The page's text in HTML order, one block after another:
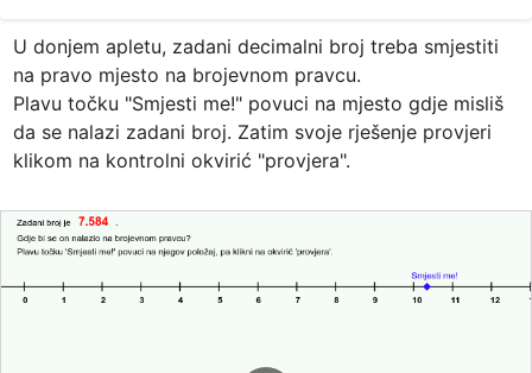
U donjem apletu, zadani decimalni broj treba smjestiti
na pravo mjesto na brojevnom pravcu.
Plavu točku "Smjesti me!" povuci na mjesto gdje misliš
da se nalazi zadani broj. Zatim svoje rješenje provjeri
klikom na kontrolni okvirić "provjera".